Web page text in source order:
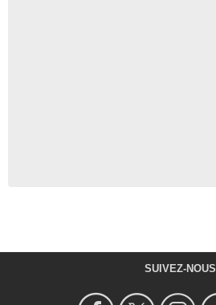
SUIVEZ-NOUS